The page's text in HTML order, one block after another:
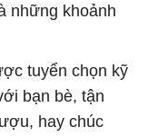
những khoảnh
tuyển chọn kỹ
bạn bè, tận
hay chúc